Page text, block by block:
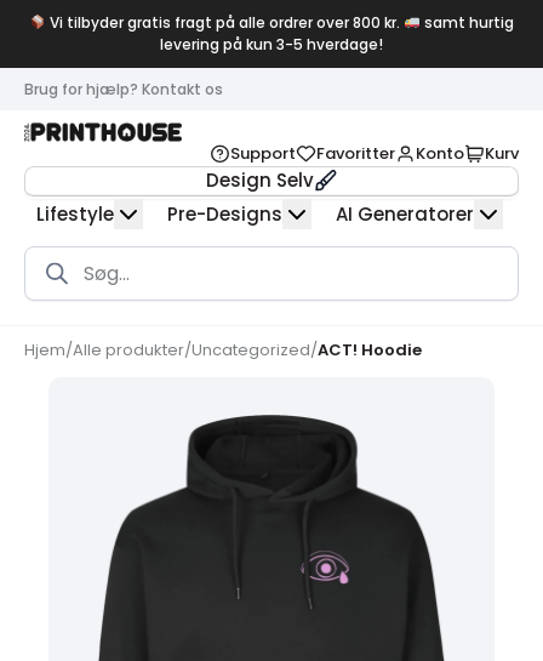
Vi tilbyder gratis fragt på alle ordrer over 800 kr.
samt hurtig
levering på kun 3-5 hverdage!
Brug for hjælp? Kontakt os
Support Favoritter Konto Kurv
Design Selv
Lifestyle
Pre-Designs AI Generatorer
Products
search
Hjem/Alle produkter/Uncategorized/ACT! Hoodie